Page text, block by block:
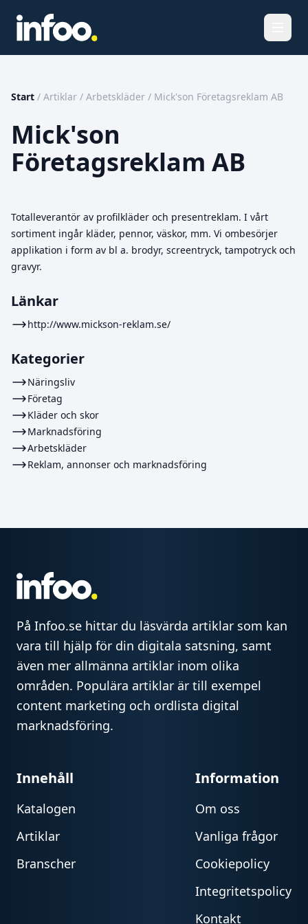
Start / Artiklar / Arbetskläder / Mick'son Företagsreklam AB
Mick'son
Företagsreklam AB
Totalleverantör av profilkläder och presentreklam. I vårt
sortiment ingår kläder, pennor, väskor, mm. Vi ombesörjer
applikation i form av bl a. brodyr, screentryck, tampotryck och
gravyr.
Länkar
http://www.mickson-reklam.se/
Kategorier
Näringsliv
Företag
Kläder och skor
Marknadsföring
Arbetskläder
Reklam, annonser och marknadsföring
På Infoo.se hittar du läsvärda artiklar som kan
vara till hjälp för din digitala satsning, samt
även mer allmänna artiklar inom olika
områden. Populära artiklar är till exempel
content marketing och ordlista digital
marknadsföring.
Innehåll
Katalogen
Artiklar
Branscher
Information
Om oss
Vanliga frågor
Cookiepolicy
Integritetspolicy
Kontakt